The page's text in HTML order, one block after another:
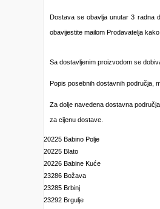
Dostava se obavlja unutar 3 radna
obavijestite mailom Prodavatelja
Sa dostavljenim proizvodom se
Popis posebnih dostavnih područja,
Za dolje navedena dostavna
za cijenu dostave.
20225 Babino Polje
20225 Blato
20226 Babine Kuće
23286 Božava
23285 Brbinj
23292 Brgulje